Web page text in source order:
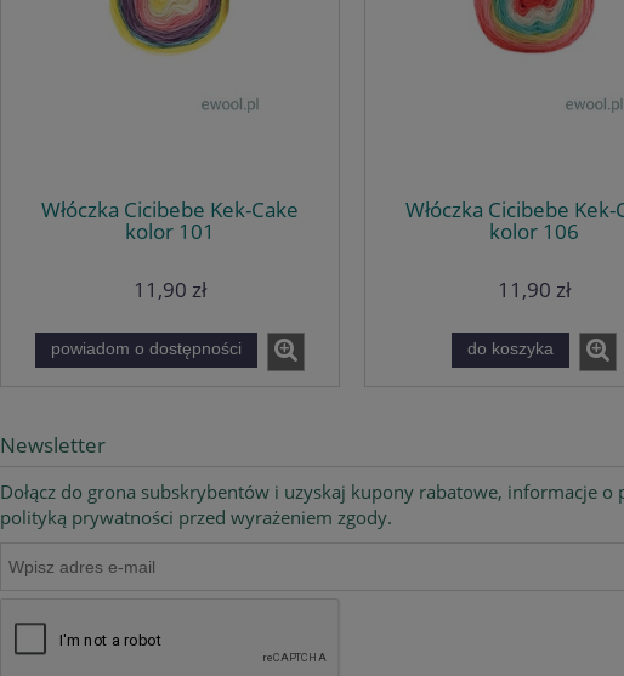
Włóczka Cicibebe Kek-Cake
kolor 101
11,90 zł
powiadom o dostępności
Włóczka Cicibebe Kek-
kolor 106
11,90 zł
do koszyka
Newsletter
Dołącz do grona subskrybentów i uzyskaj kupony rabatowe, informacje
polityką prywatności przed wyrażeniem zgody.